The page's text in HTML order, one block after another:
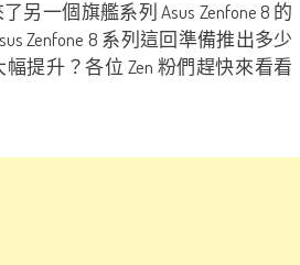
另一個旗艦系列 Asus Zenfone 8 的
Zenfone 8 系列這回準備推出多少
提升？各位 Zen 粉們趕快來看看